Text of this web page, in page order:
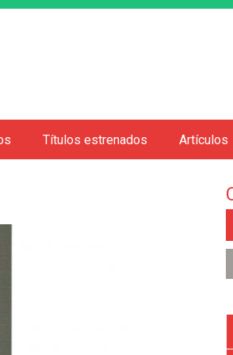
Títulos estrenados Artículos